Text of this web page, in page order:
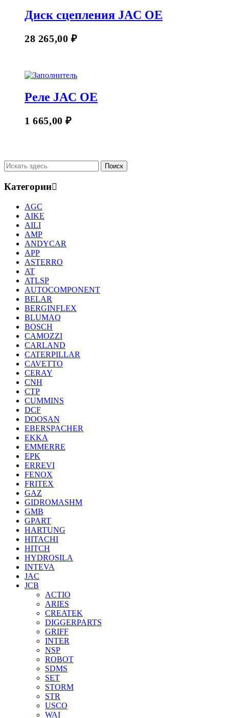
Диск сцепления JAC OE
28 265,00 ₽
Реле JAC OE
1 665,00₽
Категории
AGC
AIKE
AILI
AMP
ANDYCAR
APP
ASTERRO
AT
ATLSP
AUTOCOMPONENT
BELAR
BERGINFLEX
BLUMAQ
BOSCH
CAMOZZI
CARLAND
CATERPILLAR
CAVETTO
CERAY
CNH
CTP
CUMMINS
DCF
DOOSAN
EBERSPACHER
EKKA
EMMERRE
EPK
ERREVI
FENOX
FRITEX
GAZ
GIDROMASHM
GMB
GPART
HARTUNG
HITACHI
HITCH
HYDROSILA
INTEVA
JAC
JCB
ACTIO
ARIES
CREATEK
DIGGERPARTS
GRIFF
INTER
NSP
ROBOT
SDMS
SET
STORM
STR
USCO
WAI